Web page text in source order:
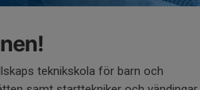
teknikskola för barn och